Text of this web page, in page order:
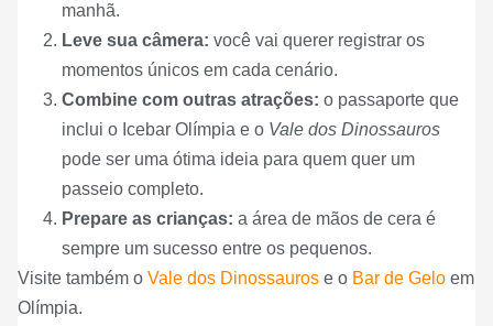
manhã.
Leve sua câmera: você vai querer registrar os
momentos únicos em cada cenário.
Combine com outras atrações: o passaporte que
inclui o Icebar Olímpia e o Vale dos Dinossauros
pode ser uma ótima ideia para quem quer um
passeio completo.
Prepare as crianças: a área de mãos de cera é
sempre um sucesso entre os pequenos.
Visite também o Vale dos Dinossauros e o Bar de Gelo em
Olímpia.